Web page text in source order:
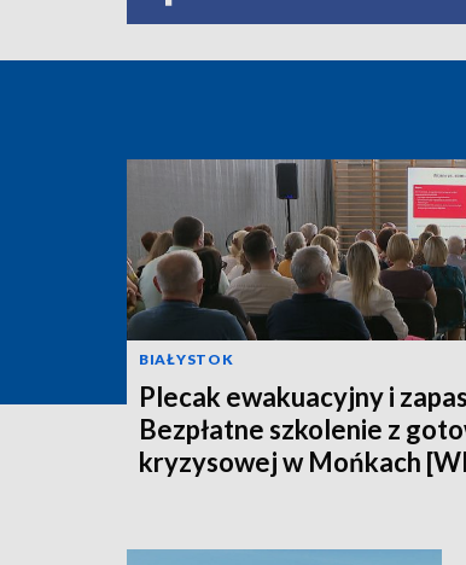
BIAŁYSTOK
Plecak ewakuacyjny i
Bezpłatne szkolenie z
kryzysowej w Mońkach